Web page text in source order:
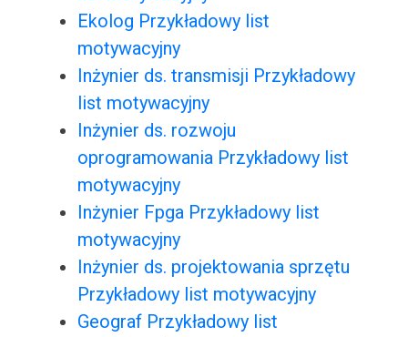
Ekolog Przykładowy list
motywacyjny
Inżynier ds. transmisji Przykładowy
list motywacyjny
Inżynier ds. rozwoju
oprogramowania Przykładowy list
motywacyjny
Inżynier Fpga Przykładowy list
motywacyjny
Inżynier ds. projektowania sprzętu
Przykładowy list motywacyjny
Geograf Przykładowy list